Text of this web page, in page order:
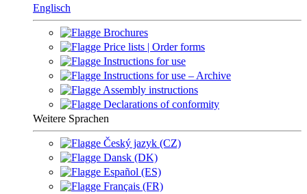
Englisch
Brochures
Price lists | Order forms
Instructions for use
Instructions for use – Archive
Assembly instructions
Declarations of conformity
Weitere Sprachen
Český jazyk (CZ)
Dansk (DK)
Español (ES)
Français (FR)